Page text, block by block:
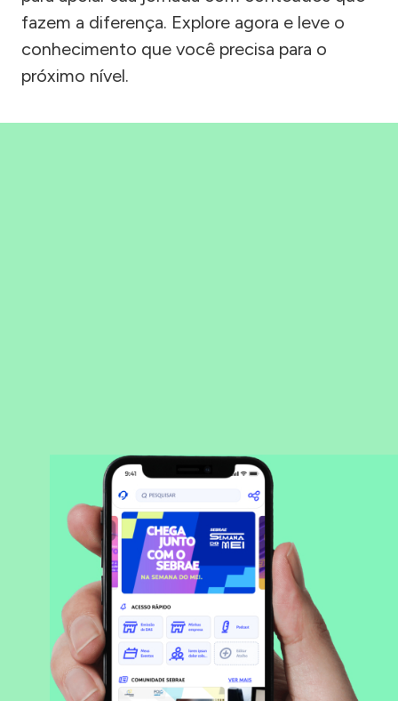
fazem a diferença. Explore agora e leve o
conhecimento que você precisa para o
próximo nível.